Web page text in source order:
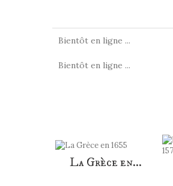
Bientôt en ligne ...
Bientôt en ligne ...
La Grèce en...